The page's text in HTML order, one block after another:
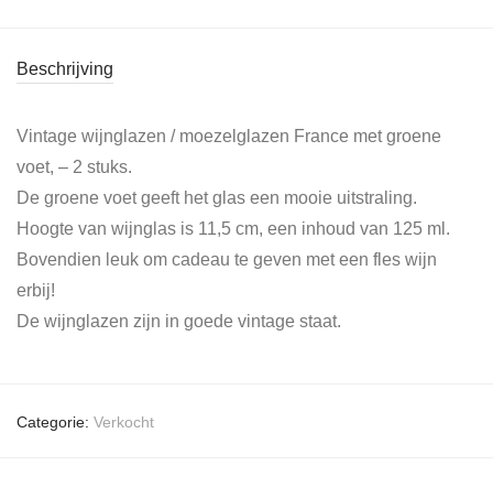
Beschrijving
Vintage wijnglazen / moezelglazen France met groene
voet, – 2 stuks.
De groene voet geeft het glas een mooie uitstraling.
Hoogte van wijnglas is 11,5 cm, een inhoud van 125 ml.
Bovendien leuk om cadeau te geven met een fles wijn
erbij!
De wijnglazen zijn in goede vintage staat.
Categorie: Verkocht